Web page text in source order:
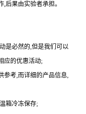
后果由实验者承担。
是必然的,但是我们可以
应的优惠活动;
参考,而详细的产品信息,
箱冷冻保存;